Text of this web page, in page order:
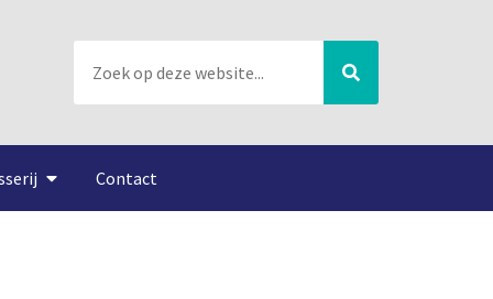
Contact